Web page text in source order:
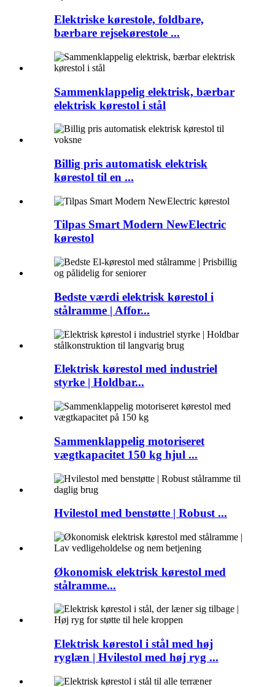
Elektriske kørestole, foldbare,
bærbare rejsekørestole ...
Sammenklappelig elektrisk, bærbar
elektrisk kørestol i stål
Billig pris automatisk elektrisk
kørestol til en ...
Tilpas Smart Modern NewElectric
kørestol
Bedste værdi elektrisk kørestol i
stålramme | Affor...
Elektrisk kørestol med industriel
styrke | Holdbar...
Sammenklappelig motoriseret
vægtkapacitet 150 kg hjul ...
Hvilestol med benstøtte | Robust ...
Økonomisk elektrisk kørestol med
stålramme...
Elektrisk kørestol i stål med høj
ryglæn | Hvilestol med høj ryg ...